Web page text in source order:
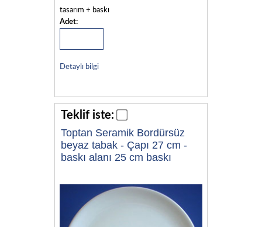
tasarım + baskı
Adet:
Detaylı bilgi
Teklif iste:
Toptan Seramik Bordürsüz
beyaz tabak - Çapı 27 cm -
baskı alanı 25 cm baskı